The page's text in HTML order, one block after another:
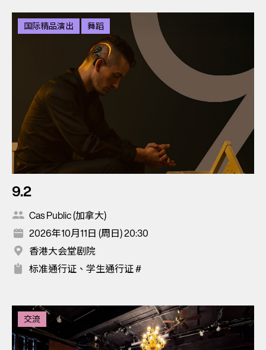
国际精品演出 舞蹈
9.2
Cas Public (加拿大)
2026年10月11日 (周日) 20:30
香港大会堂剧院
标准通行证、学生通行证 #
交流